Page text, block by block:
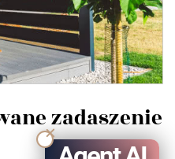
zadaszenie